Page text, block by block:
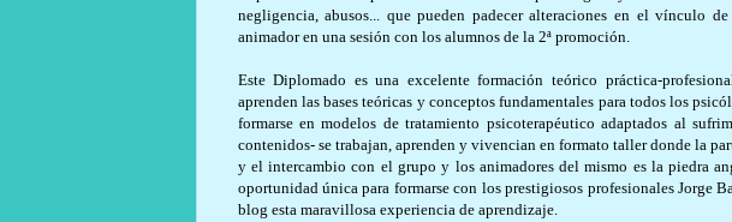
negligencia, abusos... que pueden padecer alteraciones en el vínculo
animador en una sesión con los alumnos de la 2ª promoción.
Este Diplomado es una excelente formación teórico práctica-
aprenden las bases teóricas y conceptos fundamentales para todos los
formarse en modelos de tratamiento psicoterapéutico adaptados al
contenidos- se trabajan, aprenden y vivencian en formato taller donde la
y el intercambio con el grupo y los animadores del mismo es la piedra
oportunidad única para formarse con los prestigiosos profesionales Jorge
blog esta maravillosa experiencia de aprendizaje.